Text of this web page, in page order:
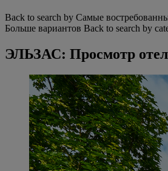
Back to search by Самые
Больше вариантов Back to search by
ЭЛЬЗАС: Просмотр